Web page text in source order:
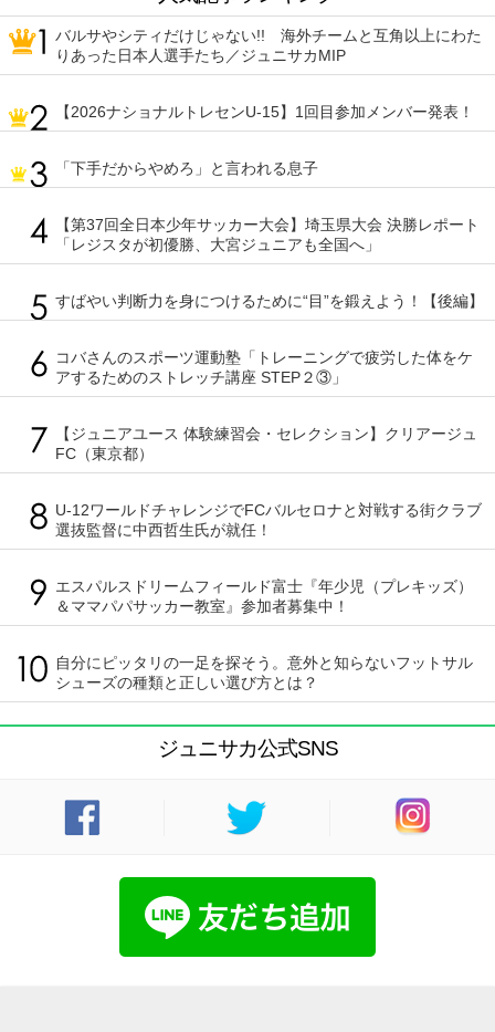
バルサやシティだけじゃない!! 海外チームと互角以上にわた
りあった日本人選手たち／ジュニサカMIP
【2026ナショナルトレセンU-15】1回目参加メンバー発表！
「下手だからやめろ」と言われる息子
【第37回全日本少年サッカー大会】埼玉県大会 決勝レポート
「レジスタが初優勝、大宮ジュニアも全国へ」
すばやい判断力を身につけるために“目”を鍛えよう！【後編】
コバさんのスポーツ運動塾「トレーニングで疲労した体をケ
アするためのストレッチ講座 STEP２③」
【ジュニアユース 体験練習会・セレクション】クリアージュ
FC（東京都）
U-12ワールドチャレンジでFCバルセロナと対戦する街クラブ
選抜監督に中西哲生氏が就任！
エスパルスドリームフィールド富士『年少児（プレキッズ）
＆ママパパサッカー教室』参加者募集中！
自分にピッタリの一足を探そう。意外と知らないフットサル
シューズの種類と正しい選び方とは？
ジュニサカ公式SNS